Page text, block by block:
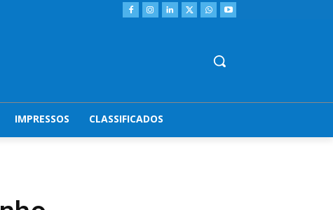
IMPRESSOS CLASSIFICADOS